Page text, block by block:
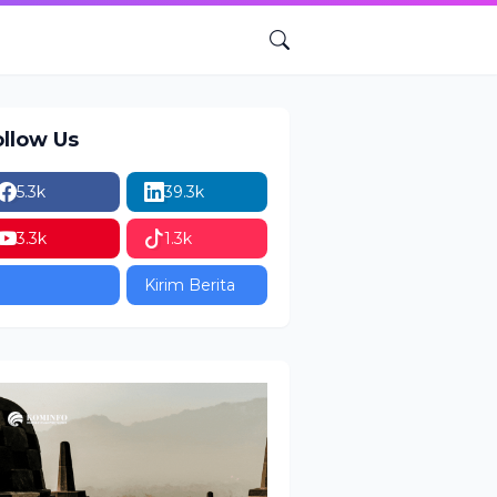
Us
5.3k 39.3k
3.3k 1.3k
Kirim Berita